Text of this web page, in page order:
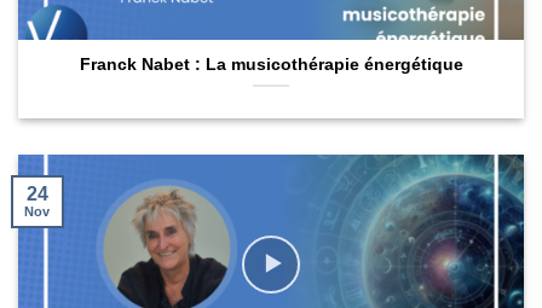
Franck Nabet : La musicothérapie énergétique
24
Nov